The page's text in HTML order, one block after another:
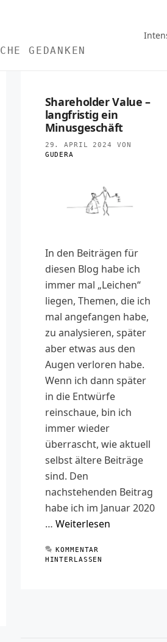
GEDANKEN
Shareholder Value –
langfristig ein
Minusgeschäft
29. APRIL 2024
VON
GUDERA
In den Beiträgen für
diesen Blog habe ich
immer mal „Leichen“
liegen, Themen, die ich
mal angefangen habe,
zu analysieren, später
aber etwas aus den
Augen verloren habe.
Wenn ich dann später
in die Entwürfe
reinschaue, bin ich
immer wieder
überrascht, wie aktuell
selbst ältere Beiträge
sind. Den
nachstehenden Beitrag
habe ich im Januar 2020
… Weiterlesen
KOMMENTAR
HINTERLASSEN